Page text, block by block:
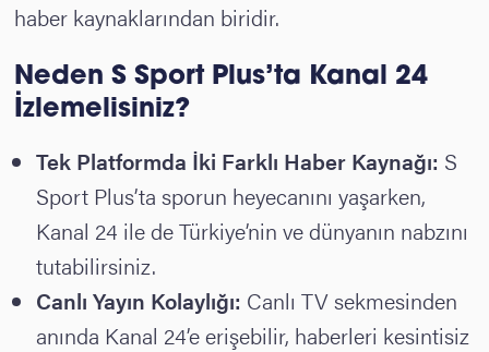
haber kaynaklarından biridir.
Neden S Sport Plus’ta Kanal 24
İzlemelisiniz?
Tek Platformda İki Farklı Haber Kaynağı: S
Sport Plus’ta sporun heyecanını yaşarken,
Kanal 24 ile de Türkiye’nin ve dünyanın nabzını
tutabilirsiniz.
Canlı Yayın Kolaylığı: Canlı TV sekmesinden
anında Kanal 24’e erişebilir, haberleri kesintisiz